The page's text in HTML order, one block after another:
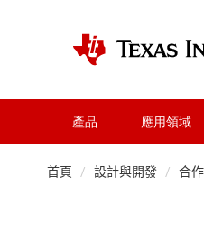
產品 應用領域
首頁 設計與開發 合